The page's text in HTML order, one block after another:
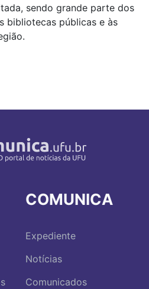
sendo grande parte dos
bibliotecas públicas e às
COMUNICA
Expediente
Notícias
Comunicados